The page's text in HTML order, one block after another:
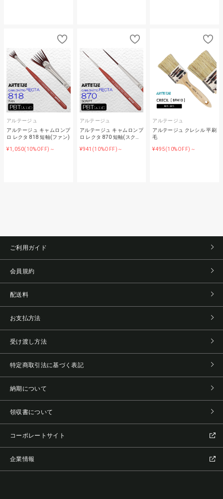
アルテージュ
アルテージュ キャムロンプ
ロ レクタ 818 短軸(ファン)
¥1,050(10%OFF)～
アルテージュ
アルテージュ キャムロンプ
ロ レクタ 870 短軸(スク…
¥941 (10%OFF)～
アルテージュ
アルテージュ クレシル 平刷
毛
¥495(10%OFF)～
ご利用ガイド
会員規約
配送料
お支払方法
受け渡し方法
特定商取引法に基づく表記
納期について
領収書について
コーポレートサイト
企業情報